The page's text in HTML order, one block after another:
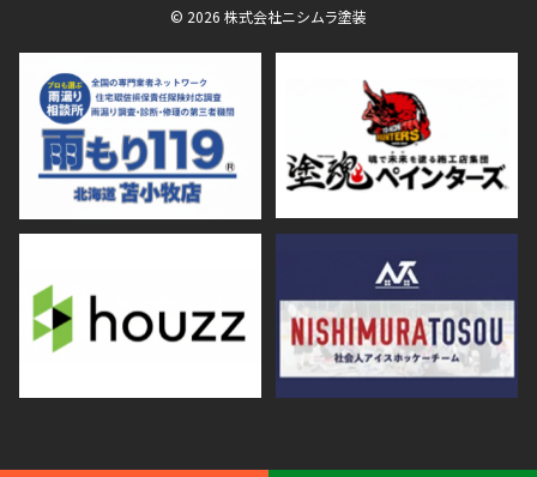
© 2026 株式会社ニシムラ塗装